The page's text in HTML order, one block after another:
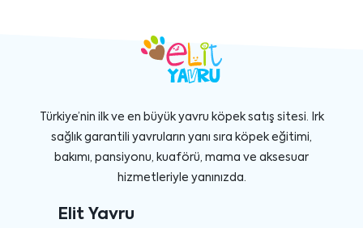
Türkiye’nin ilk ve en büyük yavru köpek satış sitesi. Irk
sağlık garantili yavruların yanı sıra köpek eğitimi,
bakımı, pansiyonu, kuaförü, mama ve aksesuar
hizmetleriyle yanınızda.
Elit Yavru